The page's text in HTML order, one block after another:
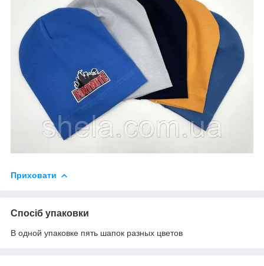
Приховати
Спосіб упаковки
В одной упаковке пять шапок разных цветов